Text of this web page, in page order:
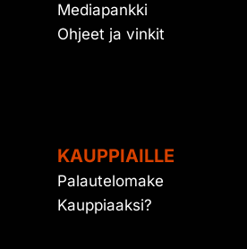
Mediapankki
Ohjeet ja vinkit
KAUPPIAILLE
Palautelomake
Kauppiaaksi?